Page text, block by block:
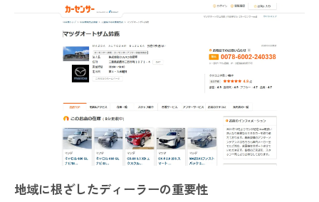
車両履歴が示す重要な情報とは
メンテナンス記録の正しい確認手段
過去の使用状況から見る中古車選びのポイ
ント
信頼できる履歴を持つ車両の選び方
メンテナンス記録が保証する安心感
履歴と記録によるリスク回避の方法
試乗で見極めるエンジンの状態と自分に合った
地域に根ざしたディーラーの重要性